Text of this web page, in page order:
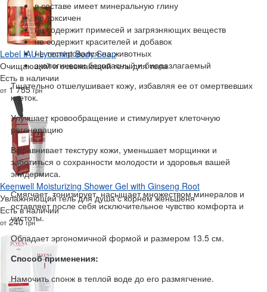
в составе имеет минеральную глину
не токсичен
не содержит примесей и загрязняющих веществ
не содержит красителей и добавок
не тестировался на животных
экологически безопасный и биоразлагаемый
Тщательно отшелушивает кожу, избавляя ее от омертвевших
клеток.
Улучшает кровообращение и стимулирует клеточную
регенерацию
Выравнивает текстуру кожи, уменьшает морщинки и
заботиться о сохранности молодости и здоровья вашей
эпидермиса.
Смягчает, тонизирует, насыщает множеством минералов и
оставляет после себя исключительное чувство комфорта и
чистоты.
Обладает эргономичной формой и размером 13.5 см.
Способ применения:
Намочить спонж в теплой воде до его размягчение.
Lebel IAU Lycomint Body Soap
Очищающий и освежающий гель для тела
Есть в наличии
от 1 755грн
Keenwell Moisturizing Shower Gel with Ginseng Root
Увлажняющий гель для душа с корнем женьшеня
Есть в наличии
от 240грн